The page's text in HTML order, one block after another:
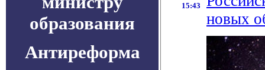
образования
Антиреформа
15:43
новых